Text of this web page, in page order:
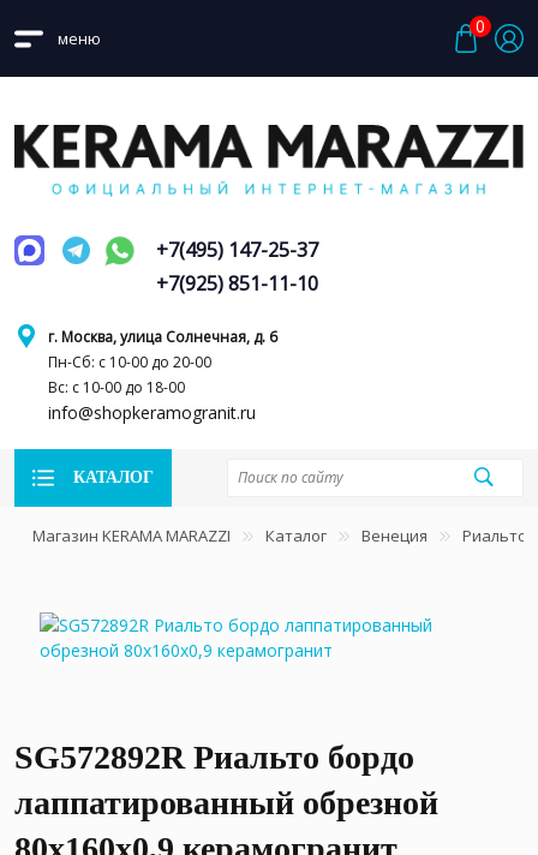
меню
0
г. Москва, улица Солнечная, д. 6
Пн-Сб: с 10-00 до 20-00
Вс: с 10-00 до 18-00
info@shopkeramogranit.ru
+7(495) 147-25-37
+7(925) 851-11-10
КАТАЛОГ
Магазин KERAMA MARAZZI Каталог Венеция Риальто
SG572892R Риальто бордо
лаппатированный обрезной